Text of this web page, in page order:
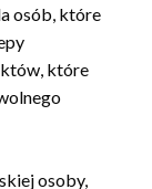
osób, które
które
osoby,